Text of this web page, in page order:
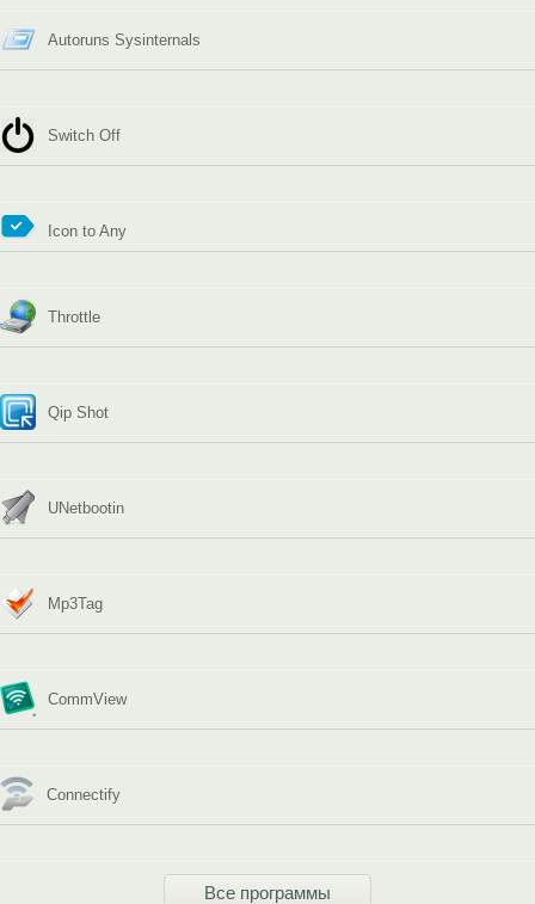
Autoruns Sysinternals
Switch Off
Icon to Any
Throttle
Qip Shot
UNetbootin
Mp3Tag
CommView
Connectify
Все программы